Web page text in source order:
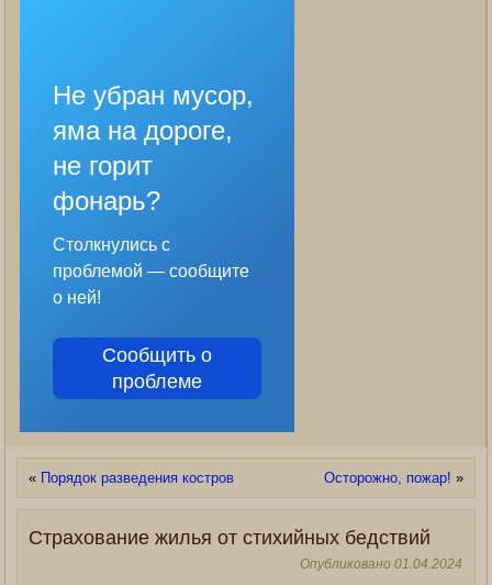
Не убран мусор,
яма на дороге,
не горит
фонарь?
Столкнулись с
проблемой — сообщите
о ней!
Сообщить о
проблеме
« Порядок разведения костров Осторожно, пожар! »
Страхование жилья от стихийных бедствий
Опубликовано 01.04.2024